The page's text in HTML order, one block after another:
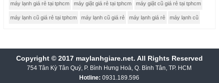
máy lạnh giá rẻ tại tphcm máy giặt giá rẻ tại tphcm máy giặt cũ giá rẻ tại tphcm
máy lạnh cũ giá rẻ tại tphcm máy lạnh cũ giá rẻ máy lạnh giá rẻ máy lạnh cũ
Copyright © 2017 maylanhgiare.net. All Rights Reserved
754 Tân Kỳ Tân Quý, P. Bình Hưng Hoà, Q. Bình Tân, TP. HCM
Hotline: 0931.189.596